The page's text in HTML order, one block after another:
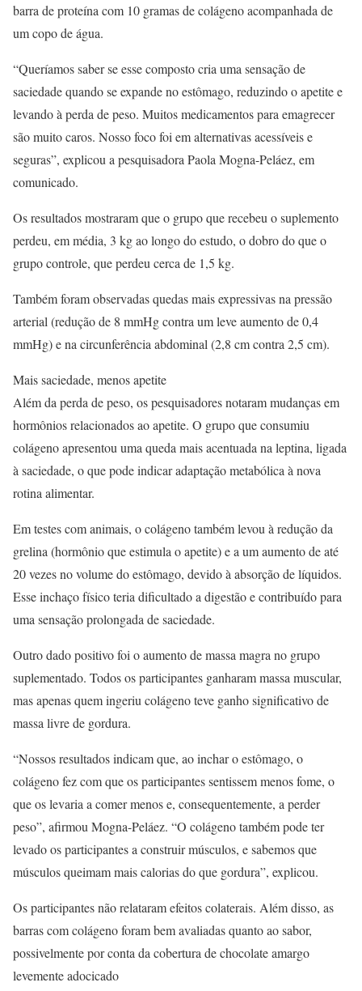
barra de proteína com 10 gramas de colágeno acompanhada de
um copo de água.
“Queríamos saber se esse composto cria uma sensação de
saciedade quando se expande no estômago, reduzindo o apetite e
levando à perda de peso. Muitos medicamentos para emagrecer
são muito caros. Nosso foco foi em alternativas acessíveis e
seguras”, explicou a pesquisadora Paola Mogna-Peláez, em
comunicado.
Os resultados mostraram que o grupo que recebeu o suplemento
perdeu, em média, 3 kg ao longo do estudo, o dobro do que o
grupo controle, que perdeu cerca de 1,5 kg.
Também foram observadas quedas mais expressivas na pressão
arterial (redução de 8 mmHg contra um leve aumento de 0,4
mmHg) e na circunferência abdominal (2,8 cm contra 2,5 cm).
Mais saciedade, menos apetite
Além da perda de peso, os pesquisadores notaram mudanças em
hormônios relacionados ao apetite. O grupo que consumiu
colágeno apresentou uma queda mais acentuada na leptina, ligada
à saciedade, o que pode indicar adaptação metabólica à nova
rotina alimentar.
Em testes com animais, o colágeno também levou à redução da
grelina (hormônio que estimula o apetite) e a um aumento de até
20 vezes no volume do estômago, devido à absorção de líquidos.
Esse inchaço físico teria dificultado a digestão e contribuído para
uma sensação prolongada de saciedade.
Outro dado positivo foi o aumento de massa magra no grupo
suplementado. Todos os participantes ganharam massa muscular,
mas apenas quem ingeriu colágeno teve ganho significativo de
massa livre de gordura.
“Nossos resultados indicam que, ao inchar o estômago, o
colágeno fez com que os participantes sentissem menos fome, o
que os levaria a comer menos e, consequentemente, a perder
peso”, afirmou Mogna-Peláez. “O colágeno também pode ter
levado os participantes a construir músculos, e sabemos que
músculos queimam mais calorias do que gordura”, explicou.
Os participantes não relataram efeitos colaterais. Além disso, as
barras com colágeno foram bem avaliadas quanto ao sabor,
possivelmente por conta da cobertura de chocolate amargo
levemente adocicado